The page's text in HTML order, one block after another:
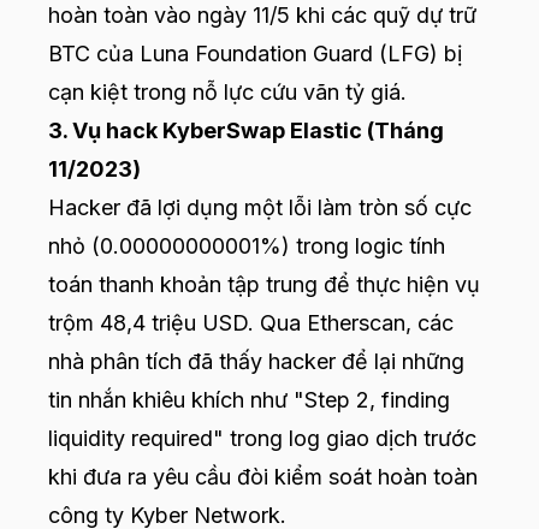
hoàn toàn vào ngày 11/5 khi các quỹ dự trữ
BTC của Luna Foundation Guard (LFG) bị
cạn kiệt trong nỗ lực cứu vãn tỷ giá.
3. Vụ hack KyberSwap Elastic (Tháng
11/2023)
Hacker đã lợi dụng một lỗi làm tròn số cực
nhỏ (0.00000000001%) trong logic tính
toán thanh khoản tập trung để thực hiện vụ
trộm 48,4 triệu USD. Qua Etherscan, các
nhà phân tích đã thấy hacker để lại những
tin nhắn khiêu khích như "Step 2, finding
liquidity required" trong log giao dịch trước
khi đưa ra yêu cầu đòi kiểm soát hoàn toàn
công ty Kyber Network.